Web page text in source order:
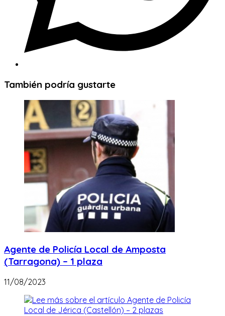
También podría gustarte
Agente de Policía Local de Amposta
(Tarragona) – 1 plaza
11/08/2023